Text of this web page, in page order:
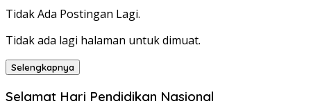
Tidak Ada Postingan Lagi.
Tidak ada lagi halaman untuk dimuat.
Selengkapnya
Selamat Hari Pendidikan Nasional